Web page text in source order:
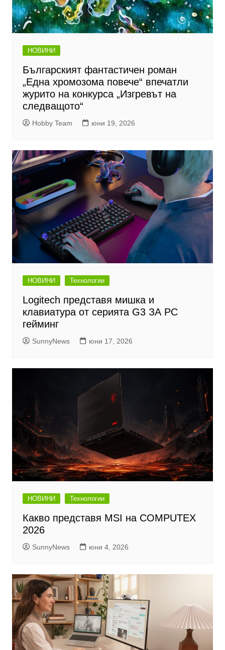
НОВИНИ
Българският фантастичен роман
„Една хромозома повече“ впечатли
журито на конкурса „Изгревът на
следващото“
Hobby Team юни 19, 2026
НОВИНИ Технологии
Logitech представя мишка и
клавиатура от серията G3 ЗА PC
гейминг
SunnyNews юни 17, 2026
НОВИНИ Технологии
Какво представя MSI на COMPUTEX
2026
SunnyNews юни 4, 2026